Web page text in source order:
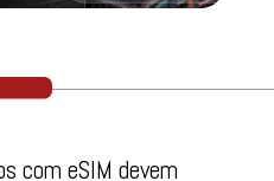
com eSIM devem